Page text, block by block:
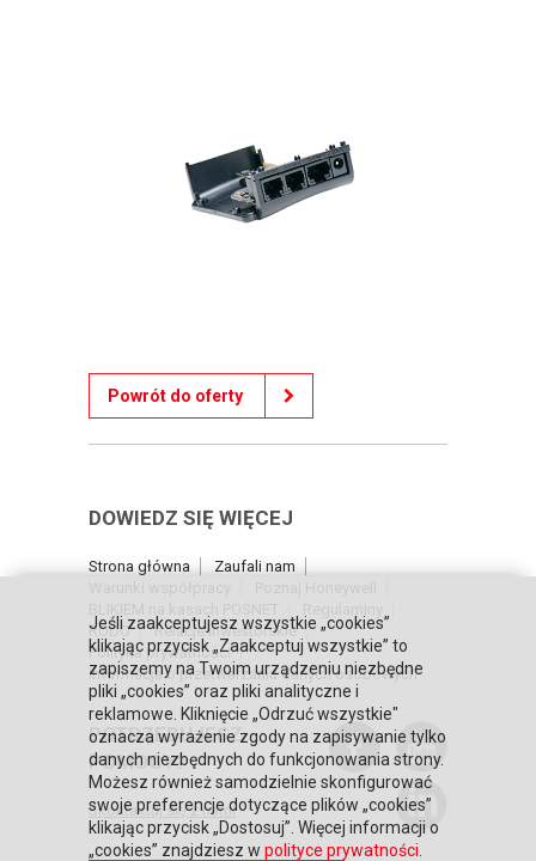
Powrót do oferty
DOWIEDZ SIĘ WIĘCEJ
Strona główna
Zaufali nam
RODO
Relacje inwestorskie
Polityka prywatności
Informacja o przetwarzaniu danych osobowych
POTRZEBUJESZ
POMOCY?
Skontaktuj się z nami
Jeśli zaakceptujesz wszystkie „cookies”
klikając przycisk „Zaakceptuj wszystkie” to
zapiszemy na Twoim urządzeniu niezbędne
pliki „cookies” oraz pliki analityczne i
reklamowe. Kliknięcie „Odrzuć wszystkie"
oznacza wyrażenie zgody na zapisywanie tylko
danych niezbędnych do funkcjonowania strony.
Możesz również samodzielnie skonfigurować
swoje preferencje dotyczące plików „cookies”
klikając przycisk „Dostosuj”. Więcej informacji o
„cookies” znajdziesz w polityce prywatności